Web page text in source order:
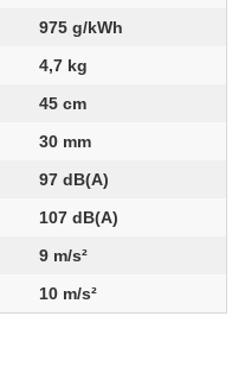
975 g/kWh
4,7 kg
45 cm
30 mm
97 dB(A)
107 dB(A)
9 m/s²
10 m/s²